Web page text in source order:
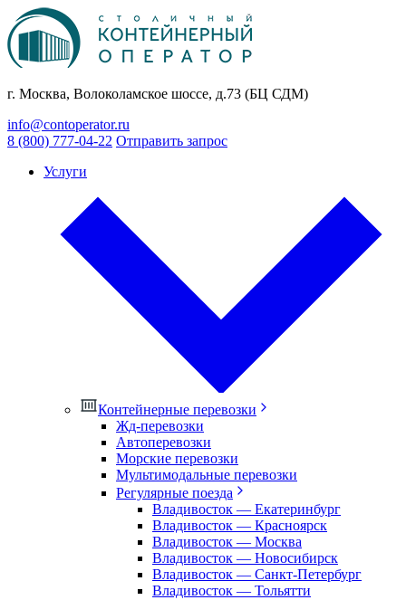
г. Москва, Волоколамское шоссе, д.73 (БЦ СДМ)
info@contoperator.ru
8 (800) 777-04-22 Отправить запрос
Услуги
Контейнерные перевозки
Жд-перевозки
Автоперевозки
Морские перевозки
Мультимодальные перевозки
Регулярные поезда
Владивосток — Екатеринбург
Владивосток — Красноярск
Владивосток — Москва
Владивосток — Новосибирск
Владивосток — Санкт-Петербург
Владивосток — Тольятти